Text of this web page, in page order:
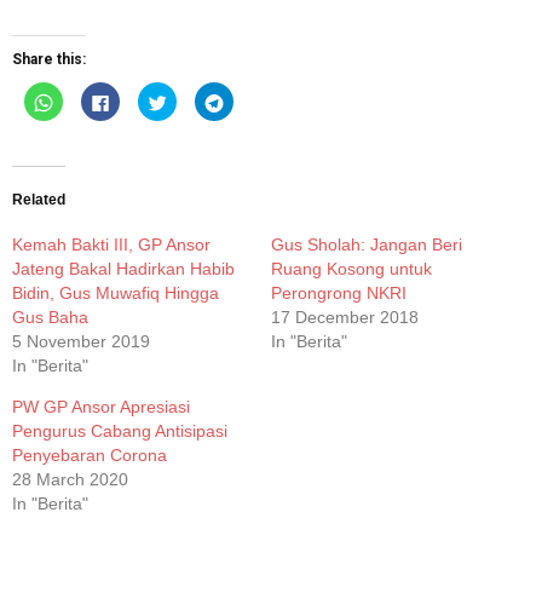
Share this:
Click
to
share
(Opens
new
Click
to
share
Click
to
share
Click
to
Related
Kemah Bakti III, GP Ansor
Jateng Bakal Hadirkan Habib
Bidin, Gus Muwafiq Hingga
Gus Baha
5 November 2019
In "Berita"
Gus Sholah: Jangan Beri
Ruang Kosong untuk
Perongrong NKRI
17 December 2018
In "Berita"
PW GP Ansor Apresiasi
Pengurus Cabang Antisipasi
Penyebaran Corona
28 March 2020
In "Berita"